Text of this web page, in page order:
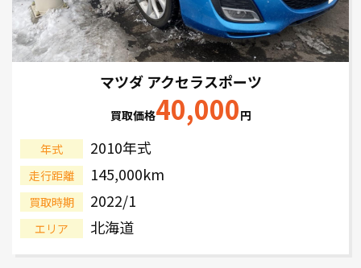
マツダ アクセラスポーツ
買取価格40,000円
年式 2010年式
走行距離 145,000km
買取時期 2022/1
エリア 北海道